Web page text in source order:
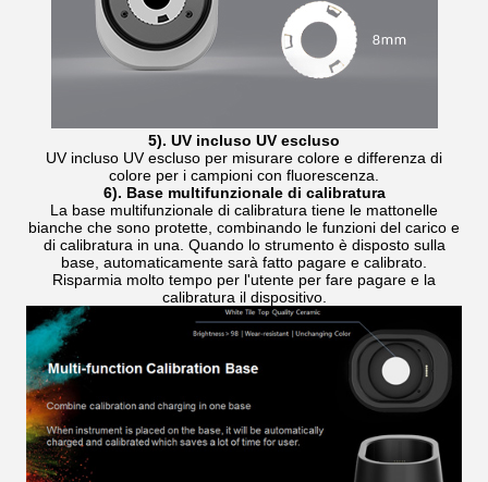
5). UV incluso UV escluso
UV incluso UV escluso per misurare colore e differenza di
colore per i campioni con fluorescenza.
6). Base multifunzionale di calibratura
La base multifunzionale di calibratura tiene le mattonelle
bianche che sono protette, combinando le funzioni del carico e
di calibratura in una. Quando lo strumento è disposto sulla
base, automaticamente sarà fatto pagare e calibrato.
Risparmia molto tempo per l'utente per fare pagare e la
calibratura il dispositivo.